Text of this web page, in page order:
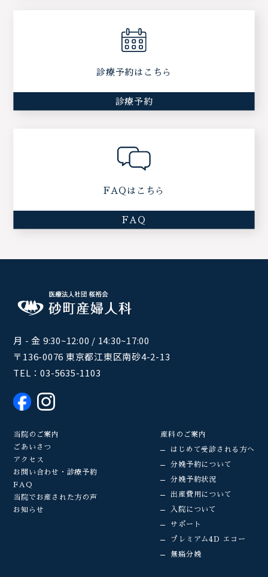
診療予約はこちら
診療予約
FAQはこちら
FAQ
月 - 金 9:30~12:00 / 14:30~17:00
〒136-0076 東京都江東区南砂4-2-13
TEL：03-5635-1103
当院のご案内
ごあいさつ
アクセス
お問い合わせ・診療予約
FAQ
当院でお産された方の声
お知らせ
産科のご案内
はじめて受診される方へ
分娩予約について
分娩予約状況
出産費用について
入院について
サポート
プレミアム4D エコー
無痛分娩